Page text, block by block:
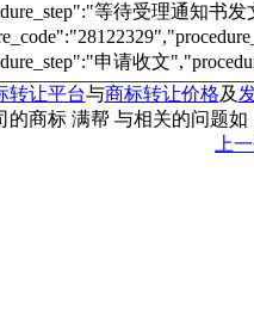
等待受理通知书
申请收文
转让平台与商标转让价格及
的商标 满帮 与相关的问题
上